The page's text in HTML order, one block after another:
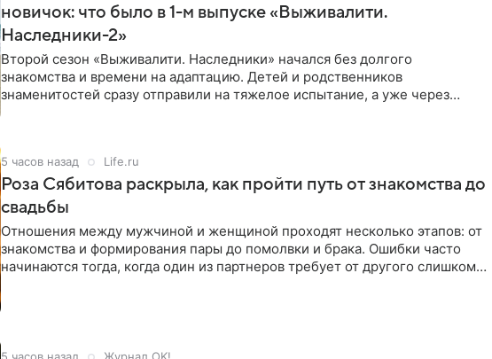
новичок: что было в 1-м выпуске «Выживалити.
Наследники-2»
Второй сезон «Выживалити. Наследники» начался без долгого
знакомства и времени на адаптацию. Детей и родственников
знаменитостей сразу отправили на тяжелое испытание, а уже через
5 часов назад Life.ru
Роза Сябитова раскрыла, как пройти путь от знакомства до
свадьбы
Отношения между мужчиной и женщиной проходят несколько этапов: от
знакомства и формирования пары до помолвки и брака. Ошибки часто
начинаются тогда, когда один из партнеров требует от другого слишком